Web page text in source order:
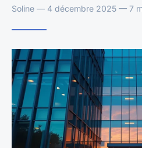
Soline — 4 décembre 2025 — 7